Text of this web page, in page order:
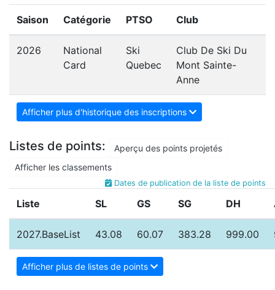
Saison Catégorie PTSO Club
2026
National
Card
Ski
Quebec
Club De Ski Du
Mont Sainte-
Anne
Afficher plus d'historique des inscriptions
Listes de points:
Aperçu des points projetés
Afficher les classements
Dates de publication de la liste de points
Liste SL GS SG DH
2027.BaseList 43.08 60.07 383.28 999.00
Afficher plus de listes de points